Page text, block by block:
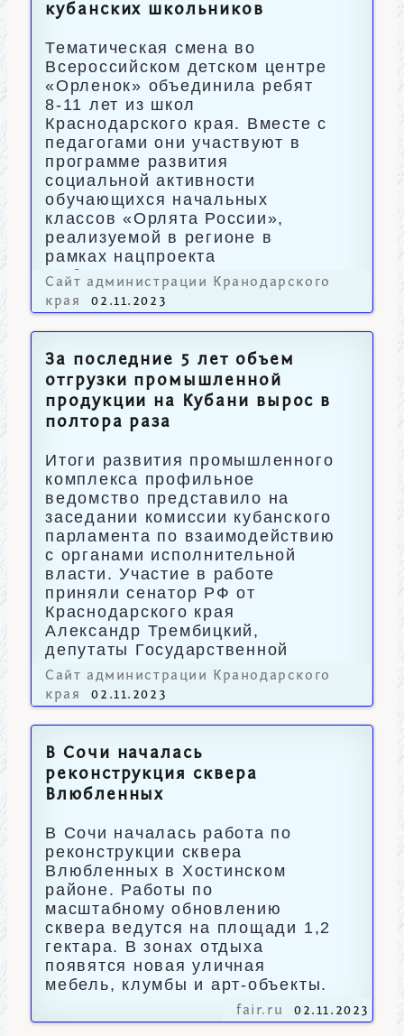
кубанских школьников
Тематическая смена во
Всероссийском детском центре
«Орленок» объединила ребят
8-11 лет из школ
Краснодарского края. Вместе с
педагогами они участвуют в
программе развития
социальной активности
обучающихся начальных
классов «Орлята России»,
реализуемой в регионе в
рамках нацпроекта
«Образование».
Сайт администрации Кранодарского
края
02.11.2023
За последние 5 лет объем
отгрузки промышленной
продукции на Кубани вырос в
полтора раза
Итоги развития промышленного
комплекса профильное
ведомство представило на
заседании комиссии кубанского
парламента по взаимодействию
с органами исполнительной
власти. Участие в работе
приняли сенатор РФ от
Краснодарского края
Александр Трембицкий,
депутаты Государственной
Думы и ЗСК.
Сайт администрации Кранодарского
края
02.11.2023
В Сочи началась
реконструкция сквера
Влюбленных
В Сочи началась работа по
реконструкции сквера
Влюбленных в Хостинском
районе. Работы по
масштабному обновлению
сквера ведутся на площади 1,2
гектара. В зонах отдыха
появятся новая уличная
мебель, клумбы и арт-объекты.
fair.ru 02.11.2023